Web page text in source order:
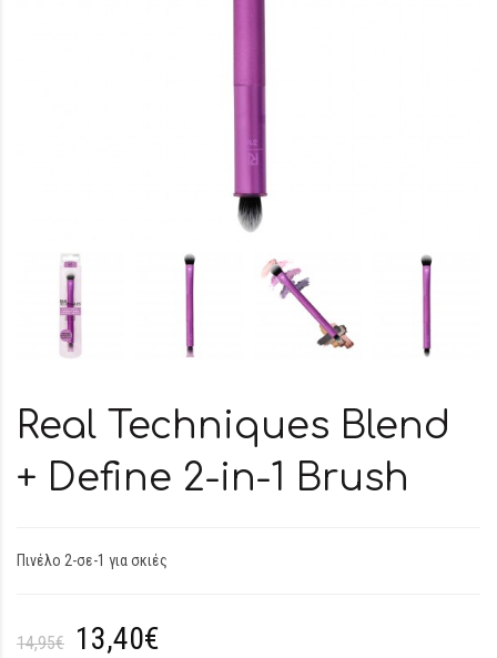
Real Techniques Blend
+ Define 2-in-1 Brush
Πινέλο 2-σε-1 για σκιές
14,95€ 13,40€